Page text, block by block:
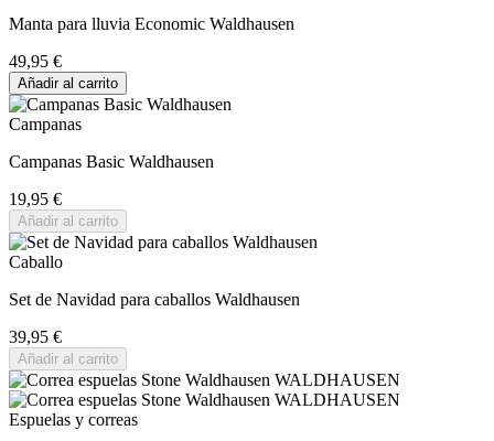
Manta para lluvia Economic Waldhausen
49,95 €
Añadir al carrito
Campanas
Campanas Basic Waldhausen
19,95 €
Añadir al carrito
Caballo
Set de Navidad para caballos Waldhausen
39,95 €
Añadir al carrito
Espuelas y correas